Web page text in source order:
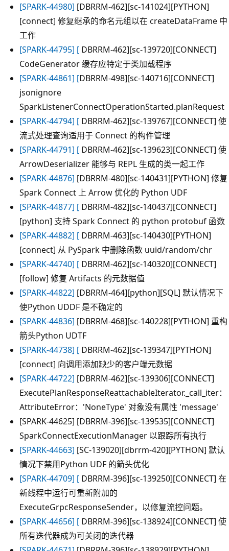
[SPARK-44980] [DBRRM-462][sc-141024][PYTHON]
[connect] 修复继承的命名元组以在 createDataFrame 中
工作
[SPARK-44795] [ DBRRM-462][sc-139720][CONNECT]
CodeGenerator 缓存应特定于类加载程序
[SPARK-44861] [DBRRM-498][sc-140716][CONNECT]
jsonignore
SparkListenerConnectOperationStarted.planRequest
[SPARK-44794] [ DBRRM-462][sc-139767][CONNECT] 使
流式处理查询适用于 Connect 的构件管理
[SPARK-44791] [ DBRRM-462][sc-139623][CONNECT] 使
ArrowDeserializer 能够与 REPL 生成的类一起工作
[SPARK-44876] [DBRRM-480][sc-140431][PYTHON] 修复
Spark Connect 上 Arrow 优化的 Python UDF
[SPARK-44877] [ DBRRM-482][sc-140437][CONNECT]
[python] 支持 Spark Connect 的 python protobuf 函数
[SPARK-44882] [ DBRRM-463][sc-140430][PYTHON]
[connect] 从 PySpark 中删除函数 uuid/random/chr
[SPARK-44740] [ DBRRM-462][sc-140320][CONNECT]
[follow] 修复 Artifacts 的元数据值
[SPARK-44822] [DBRRM-464][python][SQL] 默认情况下
使Python UDDF 是不确定的
[SPARK-44836] [DBRRM-468][sc-140228][PYTHON] 重构
箭头Python UDTF
[SPARK-44738] [ DBRRM-462][sc-139347][PYTHON]
[connect] 向调用添加缺少的客户端元数据
[SPARK-44722] [DBRRM-462][sc-139306][CONNECT]
ExecutePlanResponseReattachableIterator._call_iter：
AttributeError：'NoneType' 对象没有属性 'message'
[SPARK-44625] [DBRRM-396][sc-139535][CONNECT]
SparkConnectExecutionManager 以跟踪所有执行
[SPARK-44663] [SC-139020][dbrrm-420][PYTHON] 默认
情况下禁用Python UDF 的箭头优化
[SPARK-44709] [ DBRRM-396][sc-139250][CONNECT] 在
新线程中运行可重新附加的
ExecuteGrpcResponseSender，以修复流控问题。
[SPARK-44656] [ DBRRM-396][sc-138924][CONNECT] 使
所有迭代器成为可关闭的迭代器